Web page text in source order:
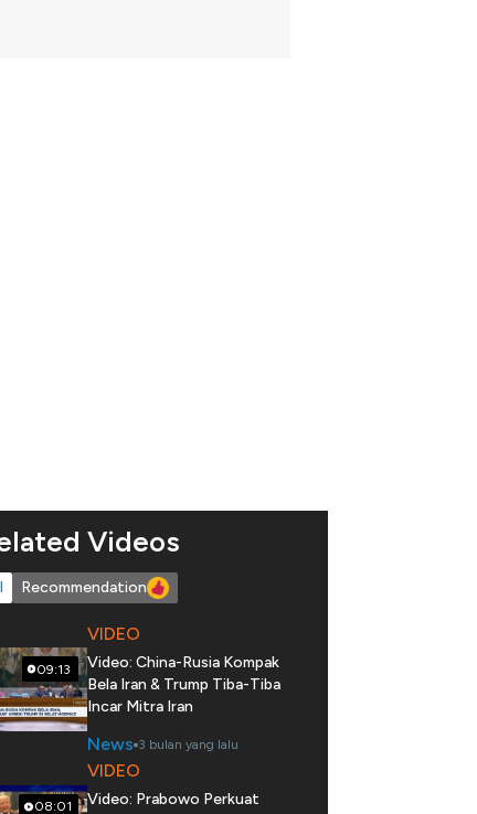
Videos
Recommendation
09:13
VIDEO
Video: China-Rusia Kompak
Bela Iran & Trump Tiba-Tiba
Incar Mitra Iran
News 3 bulan yang lalu
08:01
VIDEO
Video: Prabowo Perkuat